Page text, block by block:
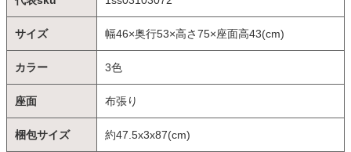
サイズ 幅46×奥行53×高さ75×座面高43(cm)
カラー 3色
座面 布張り
梱包サイズ 約47.5x3x87(cm)